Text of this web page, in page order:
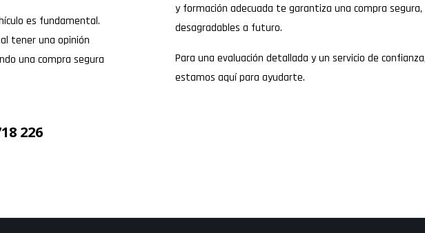
es fundamental.
tener una opinión
una compra segura
226
y formación adecuada te garantiza una compra
desagradables a futuro.
Para una evaluación detallada y un servicio de
estamos aquí para ayudarte.